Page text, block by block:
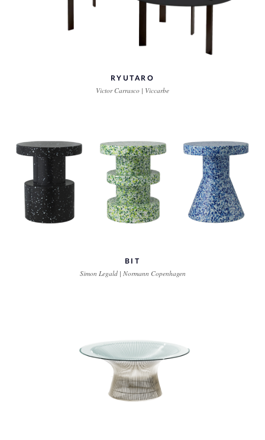
RYUTARO
Victor Carrasco | Viccarbe
BIT
Simon Legald | Normann Copenhagen